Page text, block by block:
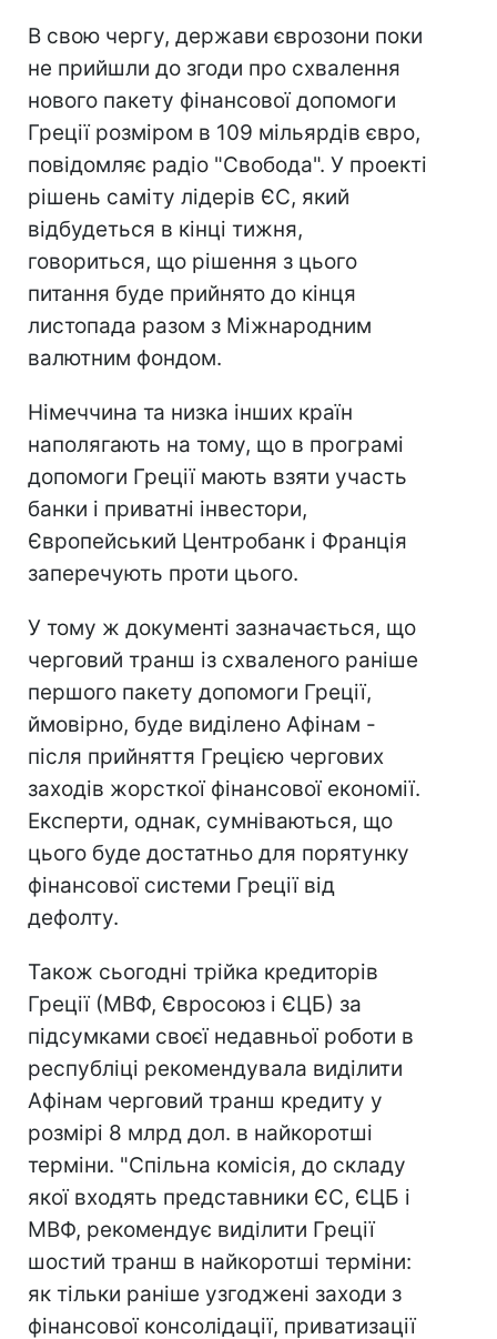
В свою чергу, держави єврозони поки
не прийшли до згоди про схвалення
нового пакету фінансової допомоги
Греції розміром в 109 мільярдів євро,
повідомляє радіо "Свобода". У проекті
рішень саміту лідерів ЄС, який
відбудеться в кінці тижня,
говориться, що рішення з цього
питання буде прийнято до кінця
листопада разом з Міжнародним
валютним фондом.
Німеччина та низка інших країн
наполягають на тому, що в програмі
допомоги Греції мають взяти участь
банки і приватні інвестори,
Європейський Центробанк і Франція
заперечують проти цього.
У тому ж документі зазначається, що
черговий транш із схваленого раніше
першого пакету допомоги Греції,
ймовірно, буде виділено Афінам -
після прийняття Грецією чергових
заходів жорсткої фінансової економії.
Експерти, однак, сумніваються, що
цього буде достатньо для порятунку
фінансової системи Греції від
дефолту.
Також сьогодні трійка кредиторів
Греції (МВФ, Євросоюз і ЄЦБ) за
підсумками своєї недавньої роботи в
республіці рекомендувала виділити
Афінам черговий транш кредиту у
розмірі 8 млрд дол. в найкоротші
терміни. "Спільна комісія, до складу
якої входять представники ЄС, ЄЦБ і
МВФ, рекомендує виділити Греції
шостий транш в найкоротші терміни:
як тільки раніше узгоджені заходи з
фінансової консолідації, приватизації